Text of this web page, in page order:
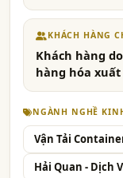
KHÁCH HÀNG
Khách hàng
hàng hóa
NGÀNH NGHỀ
Vận Tải
Hải Quan - Dịch